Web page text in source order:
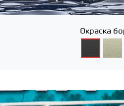
Окраска